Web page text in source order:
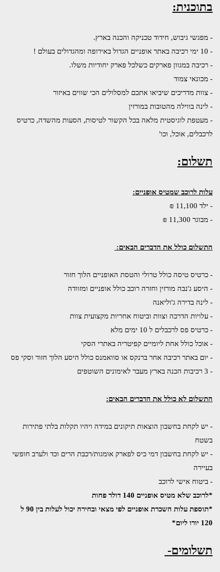
בתוכנית:
- מפגשי גיבוש, חידוד טכניקה והכנה בארץ.
- 10 ימי רכיבה באתר אופניים
הגדול באירופה ומהגדולים בעולם !
- רכיבה במגוון פארקים כשלכל פארק יחודיות משלו.
- מכונאי צמוד
- צוות מדריכים שיביאו אתכם למסלולים הכי שווים באיזור
- לינה בווילה מהטובות במורזין
לרכבלים, אוכל, וכו'
תשלום:
עלות לרוכב שמטיס אופניים:
- ילד 11,100 ₪
- מבוגר 11,300 ₪
התשלום כולל את הדברים הבאים:
- כרטיס טיסה כולל טרולי והטסת האופניים הלוך חזור
- היסע ג'נבה מורזין וחזרה רוכב כולל אופניים ומזוודה
- לינה בדירה ג'וליאנה
- עלויות הדרכה וצוות וביטוח אחריות מקצועית צוות
- כרטיס פס לרכבלים ל 10 ימים מלא
- אוכל כולל אחת ליומיים קפיטריה באתרי הסקי
- יום באתר רכיבה אחר ברנקס או סוואמנס כולל היסע הלוך חזור וסקי פס
- 3 רכיבות הכנה בארץ מעבר לאימונים השוטפים
התשלום לא כולל את הדברים הבאים:
בשטח
בעיירה
- ביטוח אישי לרוכב
*לרוכב שלא מטיס אופניים 140 דולר פחות
120 יורו ליום*
תשלומים-